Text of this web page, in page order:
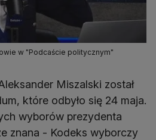
w "Podcaście politycznym"
Miszalski został
które odbyło się 24 maja.
wyborów prezydenta
znana - Kodeks wyborczy